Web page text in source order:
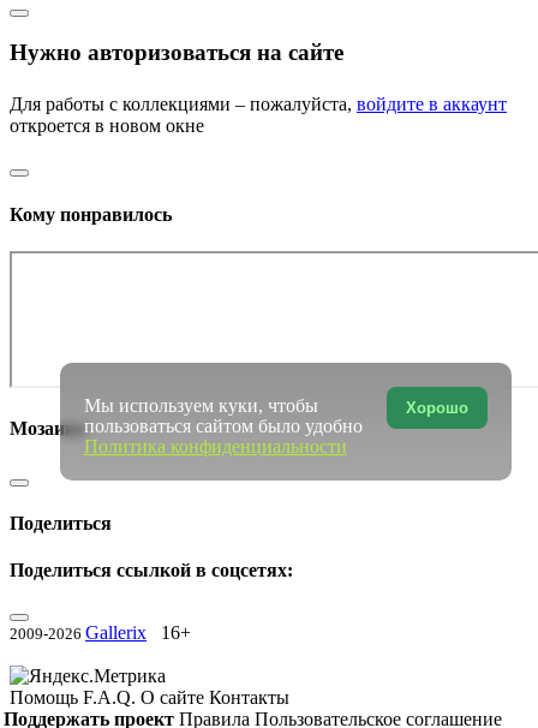
Нужно авторизоваться на сайте
Для работы с коллекциями – пожалуйста, войдите в аккаунт
откроется в новом окне
Кому понравилось
Мозаика
Поделиться
Поделиться ссылкой в соцсетях:
2009-2026 Gallerix 16+
Помощь F.A.Q. О сайте Контакты
Поддержать проект Правила Пользовательское соглашение
Хорошо
Мы используем куки, чтобы
пользоваться сайтом было удобно
Политика конфиденциальности